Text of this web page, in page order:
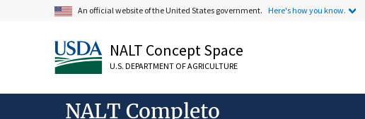
An official website of the United States government. Here's how you know.
NALT Concept Space
U.S. DEPARTMENT OF AGRICULTURE
NALT Completo
animales, ganado, Una Sola Salud
animales
apicultura
ciencia animal
ecología animal
endocrinología
estiércol